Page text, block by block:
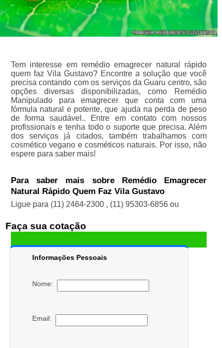
Tem interesse em remédio emagrecer natural rápido
quem faz Vila Gustavo? Encontre a solução que você
precisa contando com os serviços da Guaru centro, são
opções diversas disponibilizadas, como Remédio
Manipulado para emagrecer que conta com uma
fórmula natural e potente, que ajuda na perda de peso
de forma saudável.. Entre em contato com nossos
profissionais e tenha todo o suporte que precisa. Além
dos serviços já citados, também trabalhamos com
cosmético vegano e cosméticos naturais. Por isso, não
espere para saber mais!
Para saber mais sobre Remédio Emagrecer
Natural Rápido Quem Faz Vila Gustavo
Ligue para (11) 2464-2300 , (11) 95303-6856 ou
Faça sua cotação
Informações Pessoais
Nome:
Email: